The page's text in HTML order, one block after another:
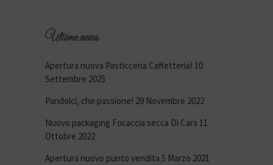
Ultime news
Apertura nuova Pasticceria Caffetteria! 10
Settembre 2025
Pandolci, che passione! 29 Novembre 2022
Nuovo packaging Focaccia secca Di Cara 11
Ottobre 2022
Apertura nuovo punto vendita 5 Marzo 2021